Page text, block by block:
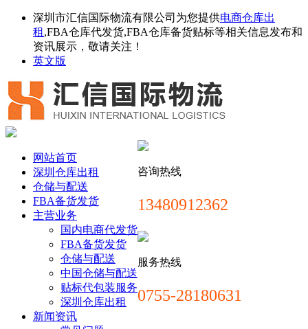
深圳市汇信国际物流有限公司为您提供电商仓库出
租 ,FBA仓库代发货,FBA仓库备货贴标等相关信息发布和
资讯展示，敬请关注！
英文版
咨询热线
13480912362
服务热线
0755-28180631
网站首页
深圳仓库出租
仓储与配送
FBA备货发货
主营业务
国内电商代发货
FBA备货发货
仓储与配送
中国仓储与配送
贴标代包装服务
深圳仓库出租
新闻资讯